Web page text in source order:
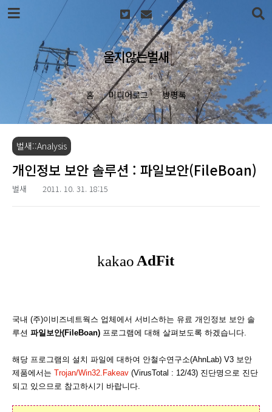
본문 바로가기
울지않는벌새
홈 미디어로그 방명록
벌새::Analysis
개인정보 보안 솔루션 : 파일보안(FileBoan)
벌새 2011. 10. 31. 18:15
국내 (주)이비즈네트웍스 업체에서 서비스하는 유료 개인정보 보안 솔
루션 파일보안(FileBoan) 프로그램에 대해 살펴보도록 하겠습니다.
해당 프로그램의 설치 파일에 대하여 안철수연구소(AhnLab) V3 보안
제품에서는 Trojan/Win32.Fakeav (VirusTotal : 12/43) 진단명으로 진단
되고 있으므로 참고하시기 바랍니다.